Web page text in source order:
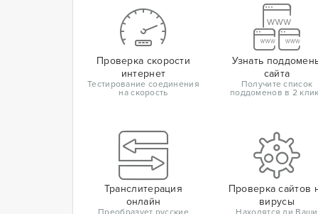
Проверка скорости
интернет
Тестирование соединения
на скорость
Узнать
сайта
Получите список
поддоменов в 2
Транслитерация
онлайн
Проверка сайтов
вирусы